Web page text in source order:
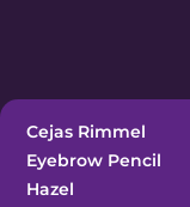
Cejas Rimmel
Eyebrow Pencil
Hazel
reservados